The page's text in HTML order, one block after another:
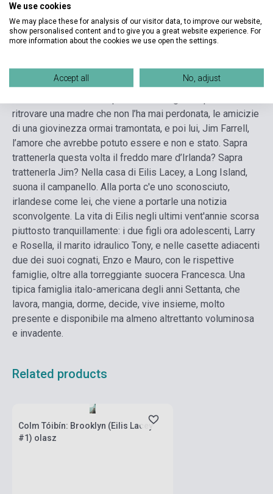
Language Italian
ritrovare una madre che non l’ha mai perdonata, le amicizie
di una giovinezza ormai tramontata, e poi lui, Jim Farrell,
l’amore che avrebbe potuto essere e non e stato. Sapra
trattenerla questa volta il freddo mare d’Irlanda? Sapra
trattenerla Jim? Nella casa di Eilis Lacey, a Long Island,
suona il campanello. Alla porta c'e uno sconosciuto,
irlandese come lei, che viene a portarle una notizia
sconvolgente. La vita di Eilis negli ultimi vent'annie scorsa
piuttosto tranquillamente: i due figli ora adolescenti, Larry
e Rosella, il marito idraulico Tony, e nelle casette adiacenti
due dei suoi cognati, Enzo e Mauro, con le rispettive
famiglie, oltre alla torreggiante suocera Francesca. Una
tipica famiglia italo-americana degli anni Settanta, che
lavora, mangia, dorme, decide, vive insieme, molto
presente e disponibile ma almeno altrettanto voluminosa
e invadente.
Related products
Colm Tóibín: Brooklyn (Eilis Lacey
#1) olasz
We use cookies
We may place these for analysis of our visitor data, to improve our website,
show personalised content and to give you a great website experience. For
more information about the cookies we use open the settings.
Accept all No, adjust